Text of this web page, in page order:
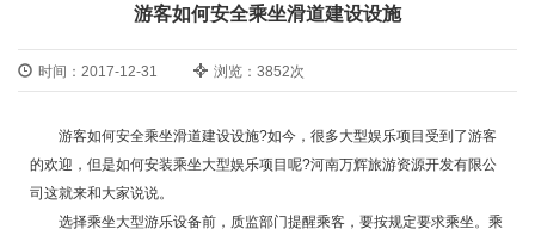
游客如何安全乘坐滑道建设设施
时间：2017-12-31 浏览：3852次
游客如何安全乘坐滑道建设设施?如今，很多大型娱乐项目受到了游客
的欢迎，但是如何安装乘坐大型娱乐项目呢?河南万辉旅游资源开发有限公
司这就来和大家说说。
选择乘坐大型游乐设备前，质监部门提醒乘客，要按规定要求乘坐。乘